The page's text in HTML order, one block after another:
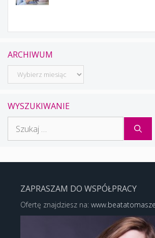
ARCHIWUM
Archiwum
WYSZUKIWANIE
ZAPRASZAM DO WSPÓŁPRACY
Ofertę znajdziesz na: